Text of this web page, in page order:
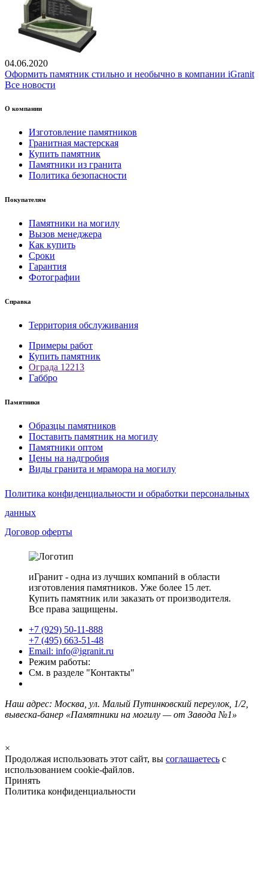
04.06.2020
Оформить памятник стильно и необычно в компании iGranit
Все новости
О компании
Изготовление памятников
Гранитная мастерская
Купить памятник
Памятники из гранита
Политика безопасности
Покупателям
Памятники на могилу
Вызов менеджера
Как купить
Сроки
Гарантия
Фотографии
Справка
Территория обслуживания
Примеры работ
Купить памятник
Ограда 12213
Габбро
Памятники
Образцы памятников
Поставить памятник на могилу
Памятники оптом
Цены на надгробия
Виды гранита и мрамора на могилу
Политика конфиденциальности и обработки персональных
данных
Договор оферты
иГранит - одна из лучших компаний в области
изготовления памятников. Уже более 15 лет.
Купить памятник или заказать от производителя.
Все права защищены.
+7 (929) 50-11-888
+7 (495) 663-51-48
Email: info@igranit.ru
Режим работы:
См. в разделе "Контакты"
Наш адрес: Москва, ул. Малый Путинковский переулок, 1/2,
вывеска-банер «Памятники на могилу — от Завода №1»
×
Продолжая использовать этот сайт, вы соглашаетесь с
использованием cookie-файлов.
Принять
Политика конфиденциальности